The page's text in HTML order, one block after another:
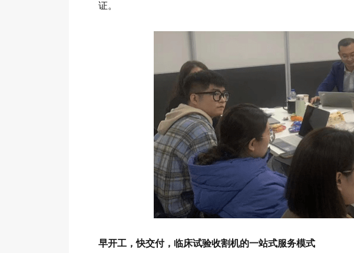
证。
早开工，快交付，临床试验收割机的一站式服务模式